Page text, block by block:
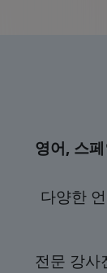
영어, 스
다양한
전문 강사